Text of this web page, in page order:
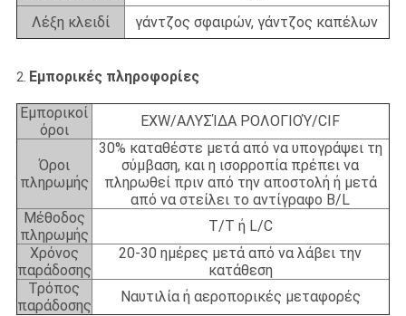
Λέξη κλειδί
γάντζος σφαιρών, γάντζος καπέλων
2. Εμπορικές πληροφορίες
Εμπορικοί
όροι
EXW/ΑΛΥΣΊΔΑ ΡΟΛΟΓΙΟΎ/CIF
Όροι
πληρωμής
30% καταθέστε μετά από να υπογράψει τη
σύμβαση, και η ισορροπία πρέπει να
πληρωθεί πριν από την αποστολή ή μετά
από να στείλει το αντίγραφο B/L
Μέθοδος
πληρωμής
T/T ή L/C
Χρόνος
παράδοσης
20-30 ημέρες μετά από να λάβει την
κατάθεση
Τρόπος
παράδοσης
Ναυτιλία ή αεροπορικές μεταφορές